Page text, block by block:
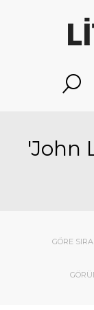
'John
GÖRE